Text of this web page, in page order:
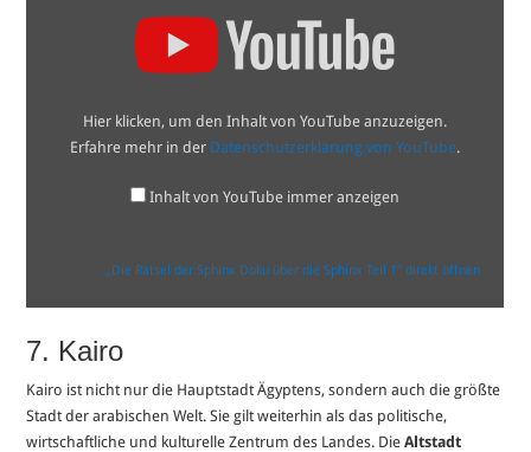
Hier klicken, um den Inhalt von YouTube anzuzeigen.
Erfahre mehr in der Datenschutzerklärung von YouTube.
Inhalt von YouTube immer anzeigen
„Die Rätsel der Sphinx Doku über die Sphinx Teil 1“ direkt öffnen
7. Kairo
Kairo ist nicht nur die Hauptstadt Ägyptens, sondern auch die größte
Stadt der arabischen Welt. Sie gilt weiterhin als das politische,
wirtschaftliche und kulturelle Zentrum des Landes. DieAltstadt